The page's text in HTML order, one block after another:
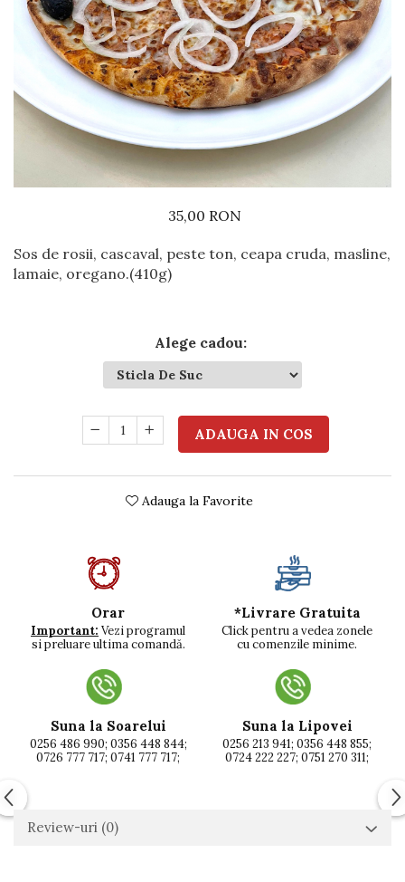
Preparate din vita
Preparate din peste
Garnituri
Salate
Sosuri
35,00 RON
Sos de rosii, cascaval, peste ton, ceapa cruda, masline,
lamaie, oregano.(410g)
Alege cadou:
ADAUGA IN COS
Adauga la Favorite
Orar
Important: Vezi programul
si preluare ultima comandă.
*Livrare Gratuita
Click pentru a vedea zonele
cu comenzile minime.
Suna la Soarelui
0256 486 990; 0356 448 844;
0726 777 717; 0741 777 717;
Suna la Lipovei
0256 213 941; 0356 448 855;
0724 222 227; 0751 270 311;
Review-uri (0)